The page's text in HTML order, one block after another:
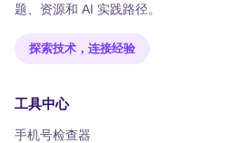
题、资源和 AI 实践路径。
探索技术，连接经验
工具中心
手机号检查器